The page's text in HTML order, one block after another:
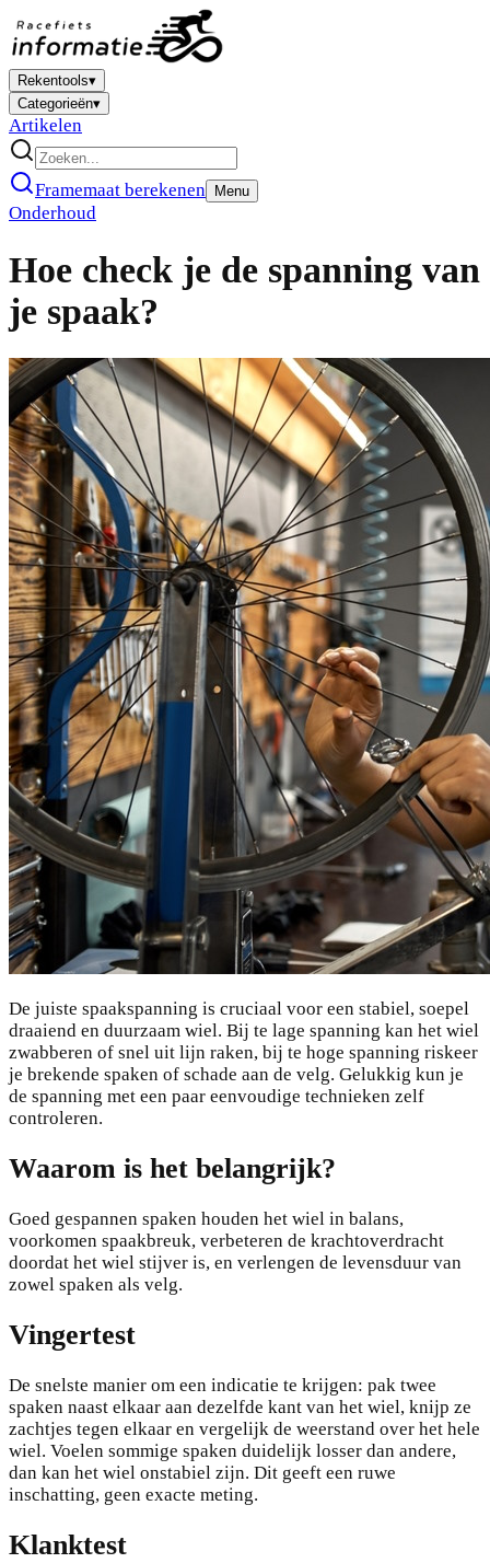
Rekentools▾
Categorieën▾
Artikelen
Framemaat berekenen Menu
Onderhoud
Hoe check je de spanning van
je spaak?
De juiste spaakspanning is cruciaal voor een stabiel, soepel
draaiend en duurzaam wiel. Bij te lage spanning kan het wiel
zwabberen of snel uit lijn raken, bij te hoge spanning riskeer
je brekende spaken of schade aan de velg. Gelukkig kun je
de spanning met een paar eenvoudige technieken zelf
controleren.
Waarom is het belangrijk?
Goed gespannen spaken houden het wiel in balans,
voorkomen spaakbreuk, verbeteren de krachtoverdracht
doordat het wiel stijver is, en verlengen de levensduur van
zowel spaken als velg.
Vingertest
De snelste manier om een indicatie te krijgen: pak twee
spaken naast elkaar aan dezelfde kant van het wiel, knijp ze
zachtjes tegen elkaar en vergelijk de weerstand over het hele
wiel. Voelen sommige spaken duidelijk losser dan andere,
dan kan het wiel onstabiel zijn. Dit geeft een ruwe
inschatting, geen exacte meting.
Klanktest